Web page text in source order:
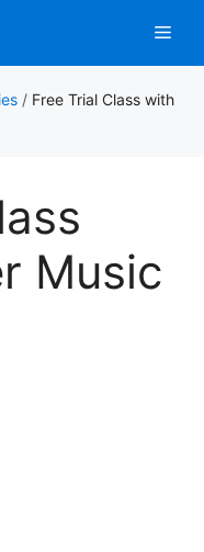
/ Free Trial Class with
Music